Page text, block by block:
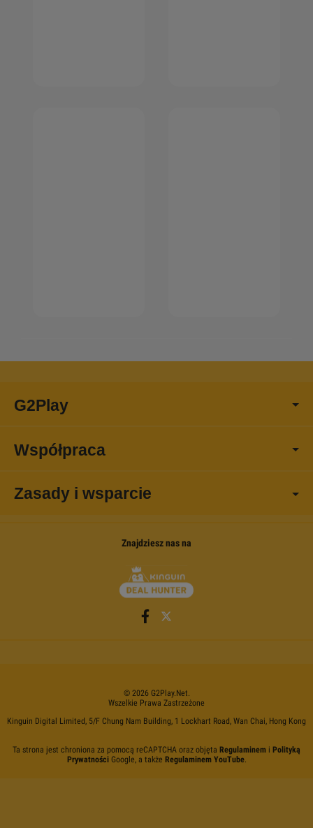
G2Play
Współpraca
Zasady i wsparcie
Znajdziesz nas na
© 2026 G2Play.net.
Wszelkie Prawa Zastrzeżone
Kinguin Digital Limited, 5/F Chung Nam Building, 1 Lockhart Road, Wan Chai, Hong Kong
Ta strona jest chroniona za pomocą reCAPTCHA oraz objęta Regulaminem i Polityką
PrywatnościGoogle, a także Regulaminem YouTube.